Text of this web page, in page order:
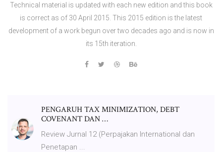
Technical material is updated with each new edition and this book
is correct as of 30 April 2015. This 2015 edition is the latest
development of a work begun over two decades ago and is now in
its 15th iteration.
PENGARUH TAX MINIMIZATION, DEBT
COVENANT DAN …
Review Jurnal 12 (Perpajakan International dan
Penetapan ...